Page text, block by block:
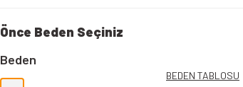
Önce Beden Seçiniz
Beden
BEDEN TABLOSU